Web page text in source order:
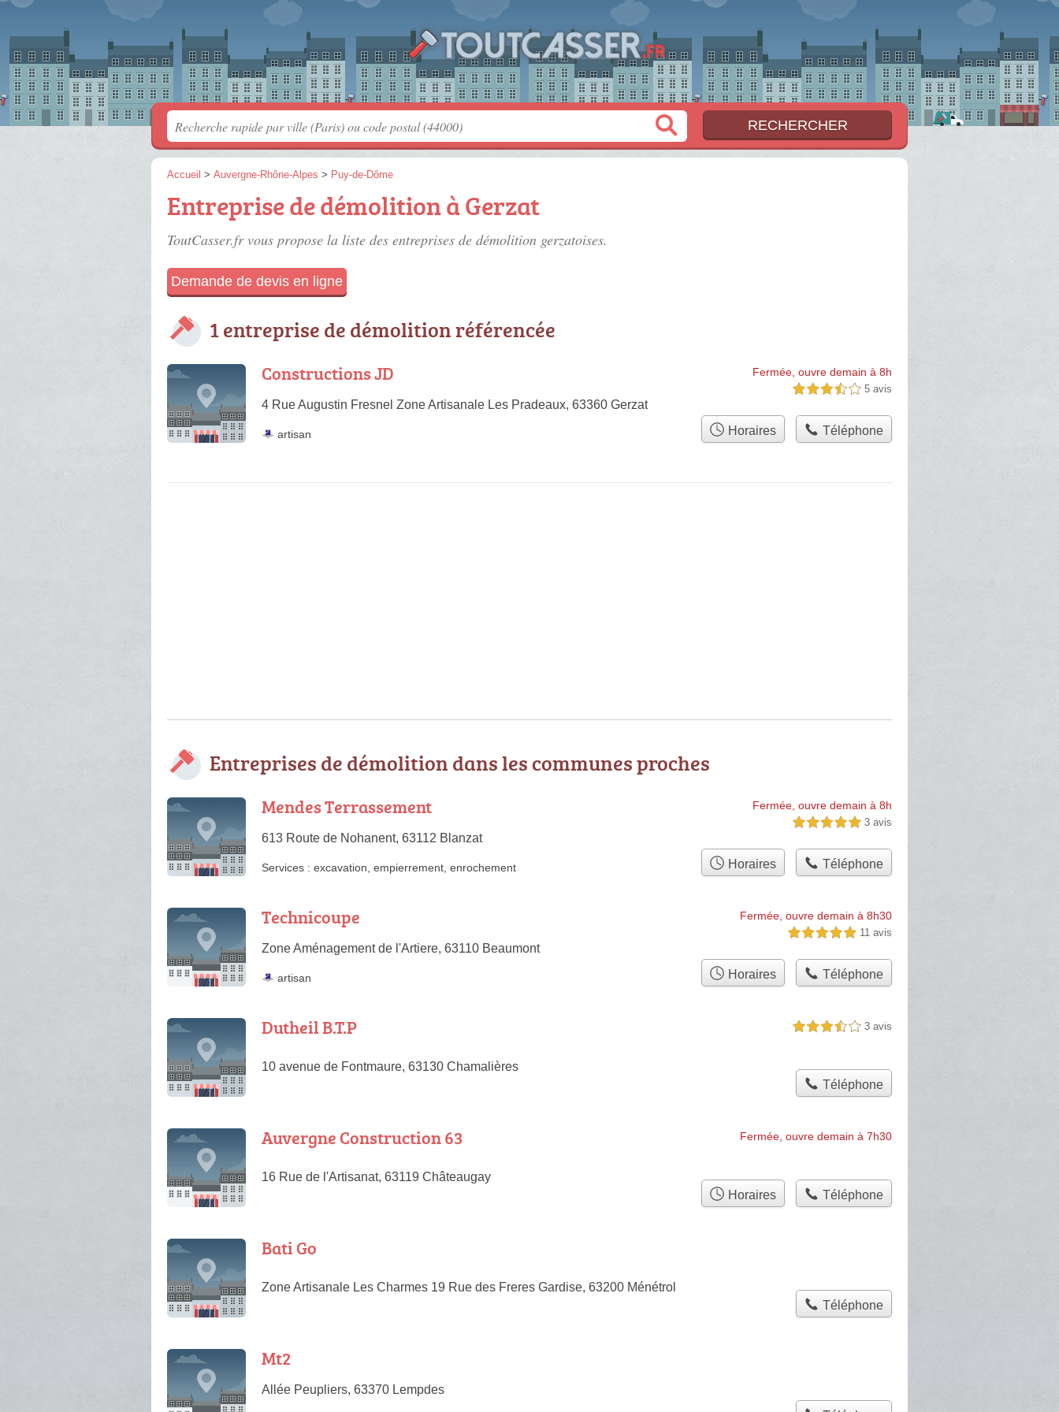
Accueil > Auvergne-Rhône-Alpes > Puy-de-Dôme
Entreprise de démolition à Gerzat
ToutCasser.fr vous propose la liste des entreprises de démolition gerzatoises.
Demande de devis en ligne
1 entreprise de démolition référencée
Constructions JD
4 Rue Augustin Fresnel Zone Artisanale Les Pradeaux, 63360 Gerzat
Fermée, ouvre demain à 8h
3,5 étoiles sur 5 5 avis
artisan Horaires Téléphone
Entreprises de démolition dans les communes proches
Mendes Terrassement
613 Route de Nohanent, 63112 Blanzat
Fermée, ouvre demain à 8h
5,0 étoiles sur 5 3 avis
Services : excavation empierrement enrochement Horaires Téléphone
Technicoupe
Zone Aménagement de l'Artiere, 63110 Beaumont
Fermée, ouvre demain à 8h30
5,0 étoiles sur 5 11 avis
artisan Horaires Téléphone
Dutheil B.T.P
10 avenue de Fontmaure, 63130 Chamalières
3,5 étoiles sur 5 3 avis
Téléphone
Auvergne Construction 63
16 Rue de l'Artisanat, 63119 Châteaugay
Fermée, ouvre demain à 7h30
Horaires Téléphone
Bati Go
Zone Artisanale Les Charmes 19 Rue des Freres Gardise, 63200 Ménétrol
Téléphone
Mt2
Allée Peupliers, 63370 Lempdes